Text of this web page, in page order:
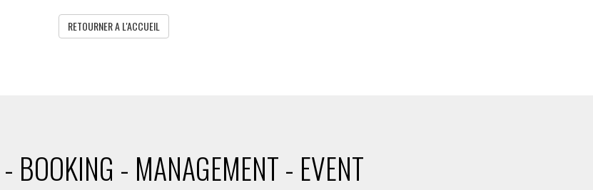
RETOURNER A L'ACCUEIL
BOOKING - MANAGEMENT - EVENT